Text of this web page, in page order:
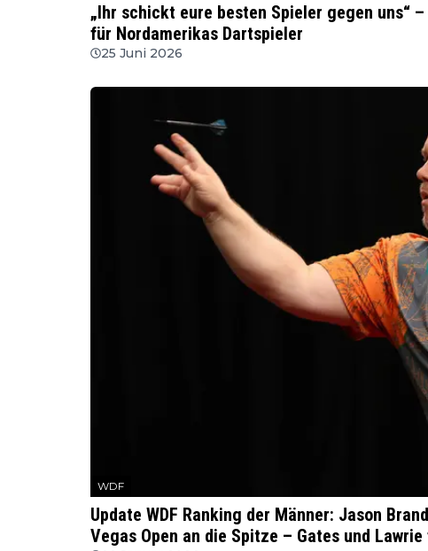
„Ihr schickt eure besten Spieler gegen uns“
für Nordamerikas Dartspieler
25 Juni 2026
WDF
Update WDF Ranking der Männer: Jason
Vegas Open an die Spitze – Gates und